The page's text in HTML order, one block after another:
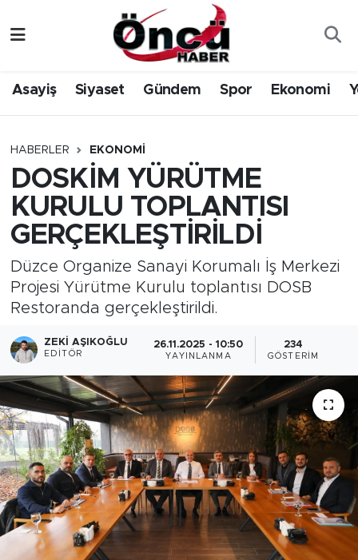
Asayiş Siyaset Gündem Spor Ekonomi
HABERLER EKONOMI
DOSKİM YÜRÜTME
KURULU TOPLANTISI
GERÇEKLEŞTİRİLDİ
Düzce Organize Sanayi Korumalı İş Merkezi
Projesi Yürütme Kurulu toplantısı DOSB
Restoranda gerçekleştirildi.
ZEKI AŞIKOĞLU
EDITÖR
26.11.2025 - 10:50
YAYINLANMA
234
GÖSTERIM
Gündem
Sağlık & Çevre
Spor
Siyaset
Yerel Haber
Öncü Radyo Dinle
Öncü TV İzle
Düzce Nöbetçi Eczaneler
Düzce Hava Durumu
Düzce Namaz Vakitleri
Düzce Trafik Yoğunluk Haritası
Süper Lig Puan Durumu ve Fikstür
Tüm Manşetler
Son Dakika Haberleri
Haber Arşivi